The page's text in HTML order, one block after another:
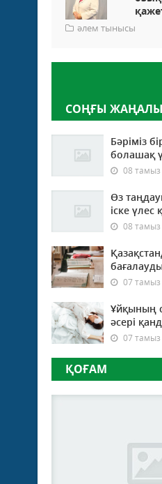
әлем тынысы
СОҢҒЫ
Бәріміз
болашақ
08
Өз
іске үлес
08
07
Ұйқының
әсері
07
ҚОҒАМ